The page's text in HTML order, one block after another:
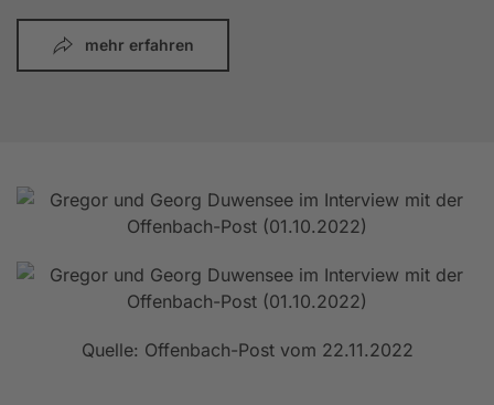
mehr erfahren
Quelle: Offenbach-Post vom 22.11.2022